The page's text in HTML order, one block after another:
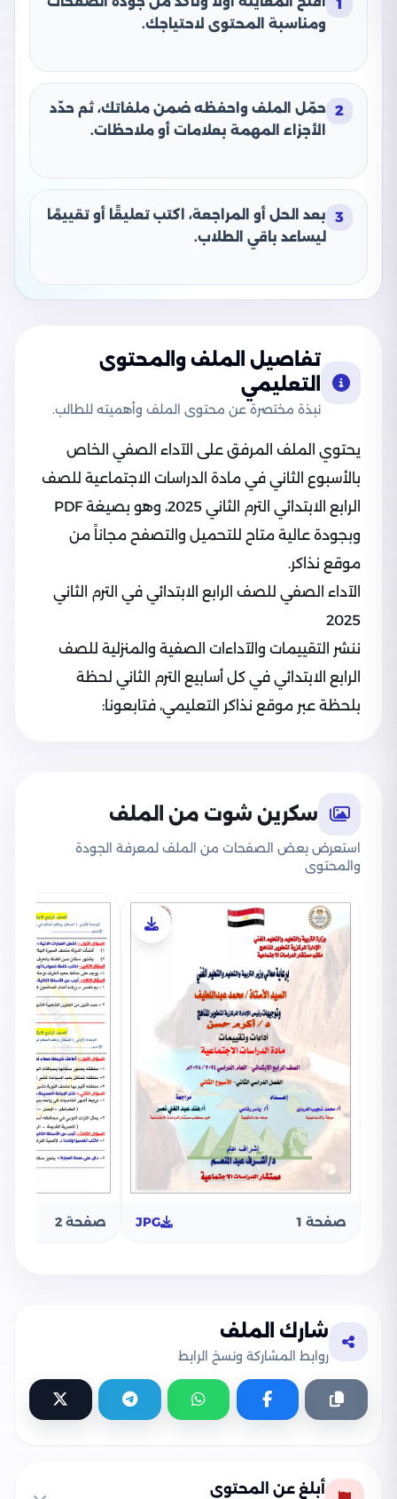
1
ومناسبة المحتوى لاحتياجك.
2 حمّل الملف واحفظه ضمن ملفاتك، ثم حدّد
الأجزاء المهمة بعلامات أو ملاحظات.
3
بعد الحل أو المراجعة، اكتب تعليقًا أو تقييمًا
ليساعد باقي الطلاب.
تفاصيل الملف والمحتوى
التعليمي
نبذة مختصرة عن محتوى الملف وأهميته للطالب.
يحتوي الملف المرفق على الآداء الصفي الخاص
بالأسبوع الثاني في مادة الدراسات الاجتماعية للصف
الرابع الابتدائي الترم الثاني 2025، وهو بصيغة PDF
وبجودة عالية متاح للتحميل والتصفح مجاناً من
موقع نذاكر.
الآداء الصفي للصف الرابع الابتدائي في الترم الثاني
2025
ننشر التقييمات والآداءات الصفية والمنزلية للصف
الرابع الابتدائي في كل أسابيع الترم الثاني لحظة
بلحظة عبر موقع نذاكر التعليمي، فتابعونا:
سكرين شوت من الملف
استعرض بعض الصفحات من الملف لمعرفة الجودة
والمحتوى
صفحة 1 JPG صفحة 2
شارك الملف
روابط المشاركة ونسخ الرابط
أبلغ عن المحتوى